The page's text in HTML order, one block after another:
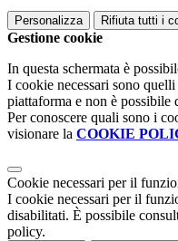
Personalizza Rifiuta tutti i
Gestione cookie
In questa schermata è
I cookie necessari sono
piattaforma e non è possibile
Per conoscere quali sono i
visionare la COOKIE
Cookie necessari per il
I cookie necessari per il
disabilitati. È possibile
policy.